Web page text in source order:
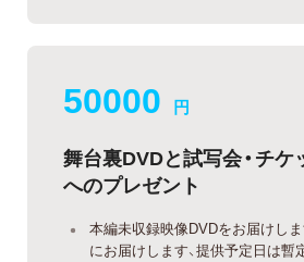
50000 円
舞台裏DVDと試写会・チ
へのプレゼント
本編未収録映像DVDをお届け
にお届けします、提供予定日は暫